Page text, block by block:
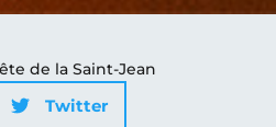
de la Saint-Jean
Twitter